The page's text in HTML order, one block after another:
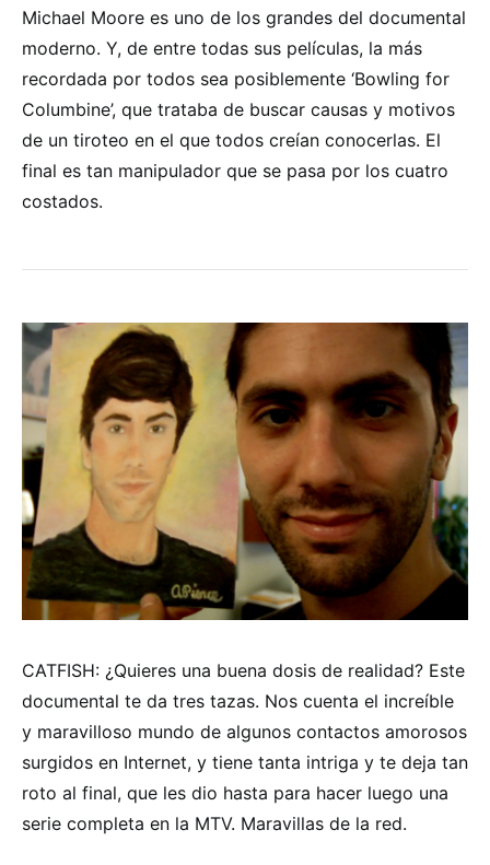
Michael Moore es uno de los grandes del documental
moderno. Y, de entre todas sus películas, la más
recordada por todos sea posiblemente ‘Bowling for
Columbine’, que trataba de buscar causas y motivos
de un tiroteo en el que todos creían conocerlas. El
final es tan manipulador que se pasa por los cuatro
costados.
CATFISH: ¿Quieres una buena dosis de realidad? Este
documental te da tres tazas. Nos cuenta el increíble
y maravilloso mundo de algunos contactos amorosos
surgidos en Internet, y tiene tanta intriga y te deja tan
roto al final, que les dio hasta para hacer luego una
serie completa en la MTV. Maravillas de la red.